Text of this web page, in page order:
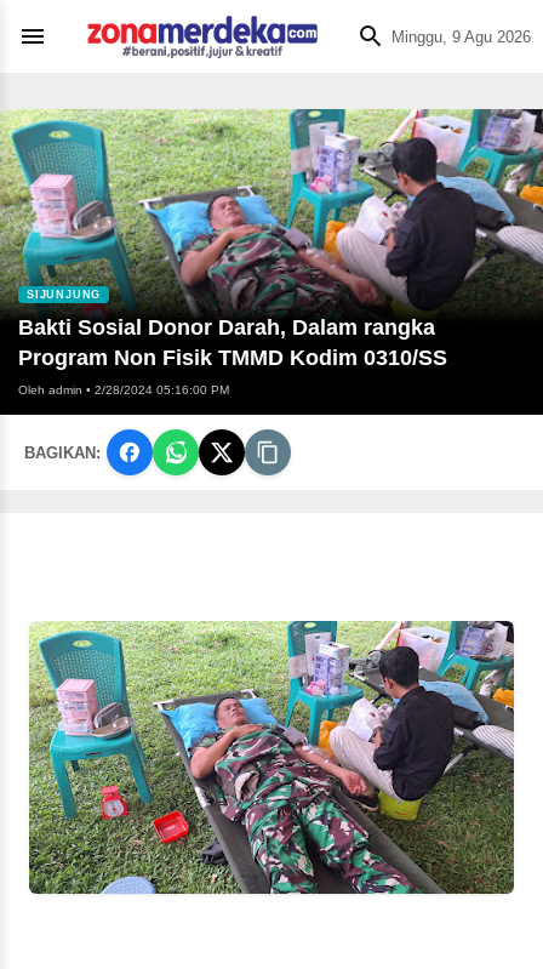
Minggu, 9 Agu 2026
SIJUNJUNG
Bakti Sosial Donor Darah, Dalam rangka
Program Non Fisik TMMD Kodim 0310/SS
Oleh admin • 2/28/2024 05:16:00 PM
BAGIKAN: